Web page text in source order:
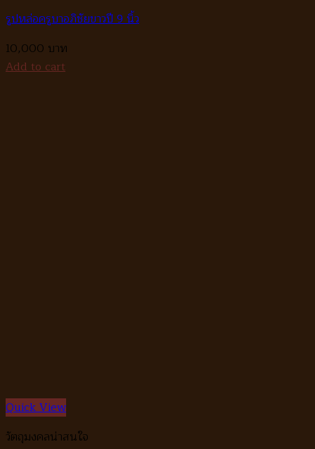
รูปหล่อครูบาอภิชัยขาวปี 9 นิ้ว
10,000
Add to cart
Quick View
วัตถุมงคลน่าสนใจ